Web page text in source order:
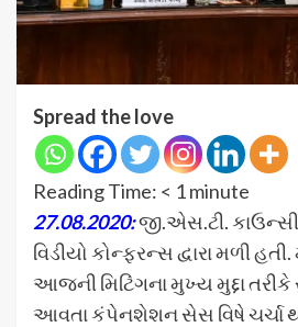
Spread the love
Reading Time: < 1minute
27.08.2020:જી.એસ.ટી.
વિડીયો કોન્ફરન્સ દ્વારા મળી
આજની મિટિંગના મુખ્ય મુદ્દા
આવતા કંપેનશેશન સેસ વિષે ચર્ચા